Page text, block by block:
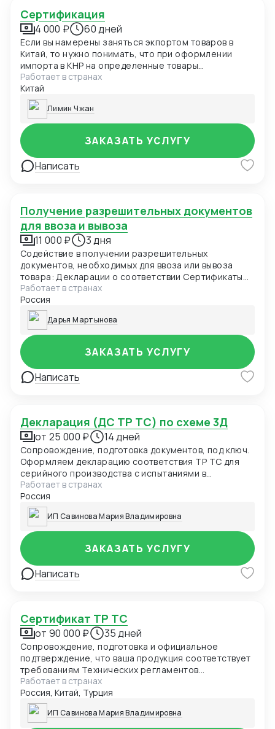
Сертификация
4 000 ₽ 60 дней
Если вы намерены заняться экпортом товаров в
Китай, то нужно понимать, что при оформлении
импорта в КНР на определенные товары
необходима сертификация происхождения в
соответствии с требованиями Главного
государственного управления Китая по надзору за
качеством, инспекции и карантину, а при импорте
продуктов питания необходимо пройти
обязательную процедуру сертификации этикетки и
упаковки, которая займет несколько месяцев.
Работает в странах
Китай
Лимин Чжан
Написать
ЗАКАЗАТЬ УСЛУГУ
Получение разрешительных документов
для ввоза и вывоза
11 000 ₽ 3 дня
Содействие в получении разрешительных
документов, необходимых для ввоза или вывоза
товара: Декларации о соответствии Сертификаты
соответствия Свидетельства о государственной
регистрации Идентификационные заключения
ФСТЭК Лицензии
Работает в странах
Россия
Дарья Мартынова
Написать
ЗАКАЗАТЬ УСЛУГУ
Декларация (ДС ТР ТС) по схеме 3Д
от 25 000 ₽ 14 дней
Сопровождение, подготовка документов, под ключ.
Оформляем декларацию соответствия ТР ТС для
серийного производства с испытаниями в
аккредитованной лабораторией и контролем
производства.
Работает в странах
Россия
ИП Савинова Мария Владимировна
Написать
ЗАКАЗАТЬ УСЛУГУ
Сертификат ТР ТС
от 90 000 ₽ 35 дней
Сопровождение, подготовка и официальное
подтверждение, что ваша продукция соответствует
требованиям Технических регламентов
Таможенного союза (ЕАЭС). Обязателен для ввоза
и продажи товаров в России и странах ЕАЭС.
Работает в странах
Россия, Китай, Турция
ИП Савинова Мария Владимировна